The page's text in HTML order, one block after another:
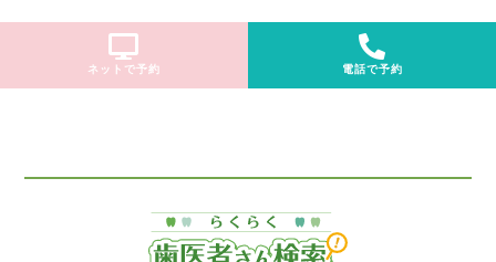
ネットで予約 電話で予約